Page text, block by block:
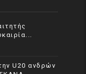
U20 ανδρών